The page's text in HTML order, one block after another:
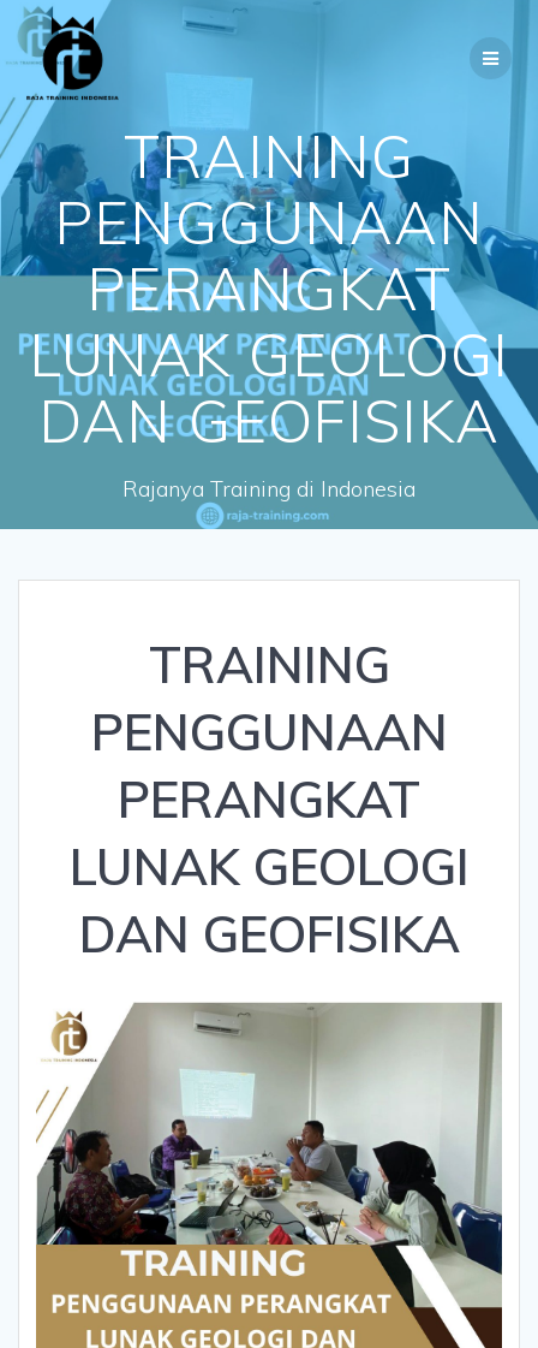
TRAINING
PENGGUNAAN
PERANGKAT
LUNAK GEOLOGI
DAN GEOFISIKA
Rajanya Training di Indonesia
TRAINING
PENGGUNAAN
PERANGKAT
LUNAK GEOLOGI
DAN GEOFISIKA